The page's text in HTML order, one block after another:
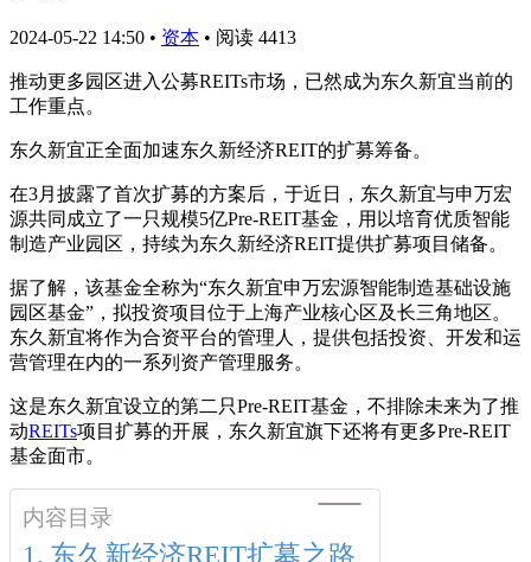
2024-05-22 14:50 • 资本 • 阅读 4413
推动更多园区进入公募REITs市场，已然成为东久新宜当前的
工作重点。
东久新宜正全面加速东久新经济REIT的扩募筹备。
在3月披露了首次扩募的方案后，于近日，东久新宜与申万宏
源共同成立了一只规模5亿Pre-REIT基金，用以培育优质智能
制造产业园区，持续为东久新经济REIT提供扩募项目储备。
据了解，该基金全称为“东久新宜申万宏源智能制造基础设施
园区基金”，拟投资项目位于上海产业核心区及长三角地区。
东久新宜将作为合资平台的管理人，提供包括投资、开发和运
营管理在内的一系列资产管理服务。
这是东久新宜设立的第二只Pre-REIT基金，不排除未来为了推
动REITs项目扩募的开展，东久新宜旗下还将有更多Pre-REIT
基金面市。
内容目录
东久新经济REIT扩募之路